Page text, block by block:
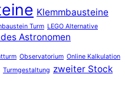
Klemmbausteine
Turm LEGO Alternative
Astronomen
Observatorium Online Kalkulation
Turmgestaltung zweiter Stock